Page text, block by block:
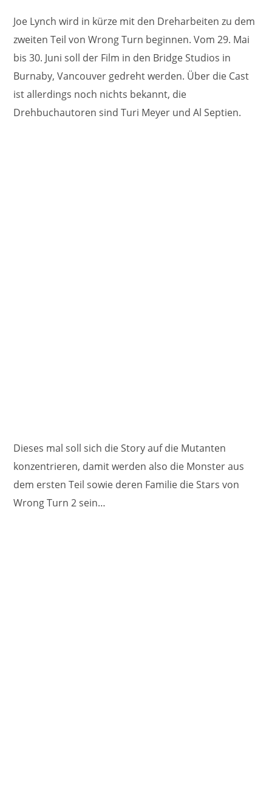
Joe Lynch wird in kürze mit den Dreharbeiten zu dem
zweiten Teil von Wrong Turn beginnen. Vom 29. Mai
bis 30. Juni soll der Film in den Bridge Studios in
Burnaby, Vancouver gedreht werden. Über die Cast
ist allerdings noch nichts bekannt, die
Drehbuchautoren sind Turi Meyer und Al Septien.
Dieses mal soll sich die Story auf die Mutanten
konzentrieren, damit werden also die Monster aus
dem ersten Teil sowie deren Familie die Stars von
Wrong Turn 2 sein…